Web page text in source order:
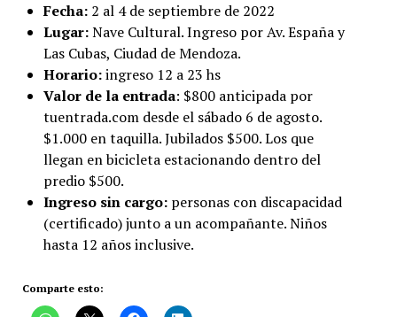
Fecha:2 al 4 de septiembre de 2022
Lugar:Nave Cultural. Ingreso por Av. España y
Las Cubas, Ciudad de Mendoza.
Horario:ingreso 12 a 23 hs
Valor de la entrada: $800 anticipada por
tuentrada.com desde el sábado 6 de agosto.
$1.000 en taquilla. Jubilados $500. Los que
llegan en bicicleta estacionando dentro del
predio $500.
Ingreso sin cargo:personas con discapacidad
(certificado) junto a un acompañante. Niños
hasta 12 años inclusive.
Comparte esto: